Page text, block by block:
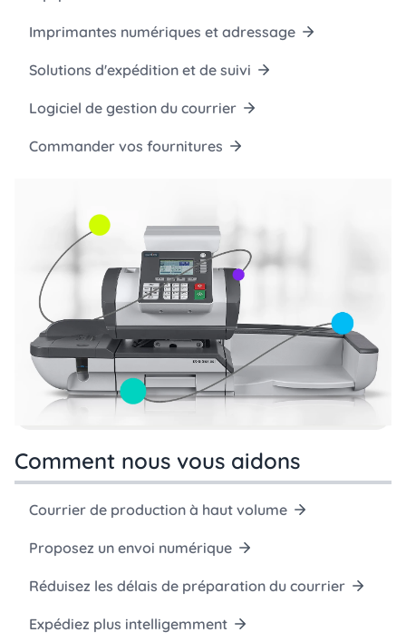
Imprimantes numériques et adressage
Solutions d'expédition et de suivi
Logiciel de gestion du courrier
Commander vos fournitures
Comment nous vous aidons
Courrier de production à haut volume
Proposez un envoi numérique
Réduisez les délais de préparation du courrier
Expédiez plus intelligemment